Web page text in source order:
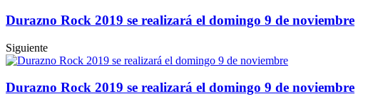
Durazno Rock 2019 se realizará el domingo 9 de noviembre
Siguiente
Durazno Rock 2019 se realizará el domingo 9 de noviembre